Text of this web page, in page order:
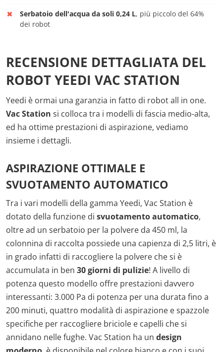
Serbatoio dell'acqua da soli 0,24 L, più piccolo del 64%
dei robot
RECENSIONE DETTAGLIATA DEL
ROBOT YEEDI VAC STATION
Yeedi è ormai una garanzia in fatto di robot all in one.
Vac Station si colloca tra i modelli di fascia medio-alta,
ed ha ottime prestazioni di aspirazione, vediamo
insieme i dettagli.
ASPIRAZIONE OTTIMALE E
SVUOTAMENTO AUTOMATICO
Tra i vari modelli della gamma Yeedi, Vac Station è
dotato della funzione di svuotamento automatico,
oltre ad un serbatoio per la polvere da 450 ml, la
colonnina di raccolta possiede una capienza di 2,5 litri, è
in grado infatti di raccogliere la polvere che si è
accumulata in ben 30 giorni di pulizie! A livello di
potenza questo modello offre prestazioni davvero
interessanti: 3.000 Pa di potenza per una durata fino a
200 minuti, quattro modalità di aspirazione e spazzole
specifiche per raccogliere briciole e capelli che si
annidano nelle fughe. Vac Station ha un design